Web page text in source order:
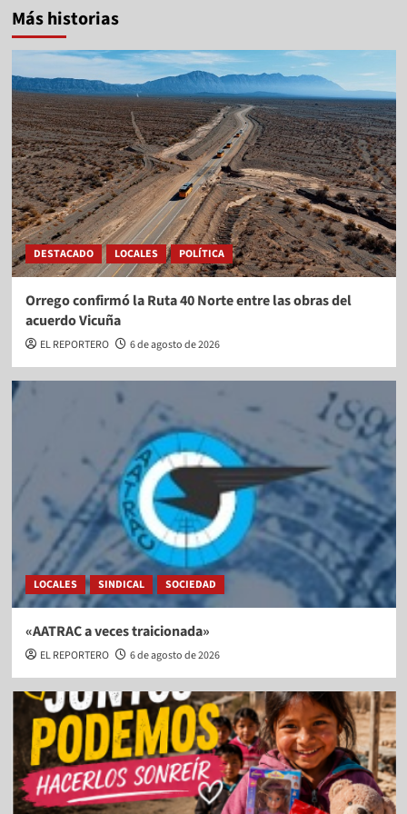
Más historias
DESTACADO LOCALES POLÍTICA
Orrego confirmó la Ruta 40 Norte entre las obras del
acuerdo Vicuña
EL REPORTERO 6 de agosto de 2026
LOCALES SINDICAL SOCIEDAD
«AATRAC a veces traicionada»
EL REPORTERO 6 de agosto de 2026